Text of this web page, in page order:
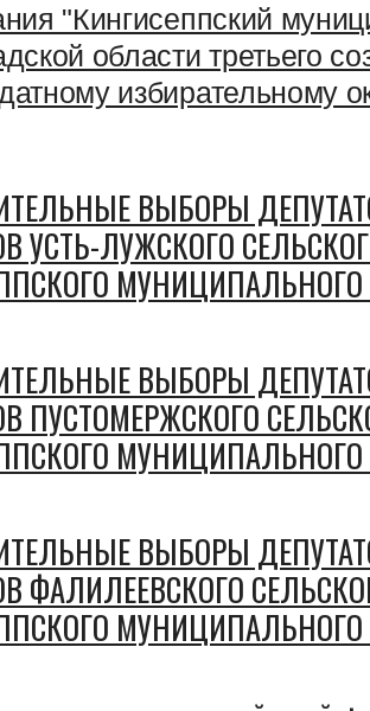
"Кингисеппский
области третьего
избирательному
ВЫБОРЫ
УСТЬ-ЛУЖСКОГО
ВЫБОРЫ
ПУСТОМЕРЖСКОГО
ВЫБОРЫ
ФАЛИЛЕЕВСКОГО